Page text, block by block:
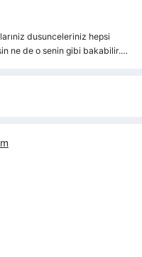
dusunceleriniz hepsi
ne de o senin gibi bakabilir.…